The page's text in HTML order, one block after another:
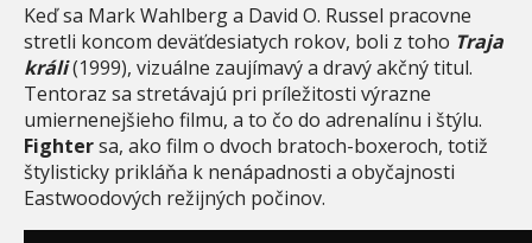
Keď sa Mark Wahlberg a David O. Russel pracovne
stretli koncom deväťdesiatych rokov, boli z toho Traja
králi(1999), vizuálne zaujímavý a dravý akčný titul.
Tentoraz sa stretávajú pri príležitosti výrazne
umiernenejšieho filmu, a to čo do adrenalínu i štýlu.
Fightersa, ako film o dvoch bratoch-boxeroch, totiž
štylisticky prikláňa k nenápadnosti a obyčajnosti
Eastwoodových režijných počinov.